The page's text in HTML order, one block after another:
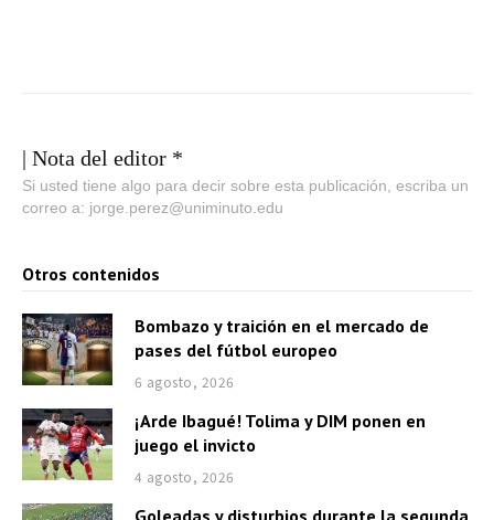
| Nota del editor *
Si usted tiene algo para decir sobre esta publicación, escriba un
correo a: jorge.perez@uniminuto.edu
Otros contenidos
Bombazo y traición en el mercado de
pases del fútbol europeo
6 agosto, 2026
¡Arde Ibagué! Tolima y DIM ponen en
juego el invicto
4 agosto, 2026
Goleadas y disturbios durante la segunda